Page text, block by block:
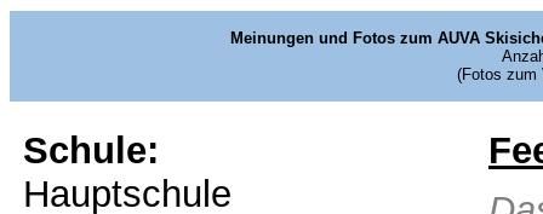
Meinungen und Fotos zum AUVA
(Fotos zum
Schule:
Hauptschule